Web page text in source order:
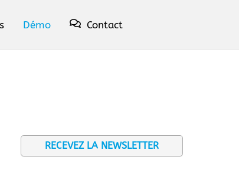
Démo Contact
RECEVEZ LA NEWSLETTER